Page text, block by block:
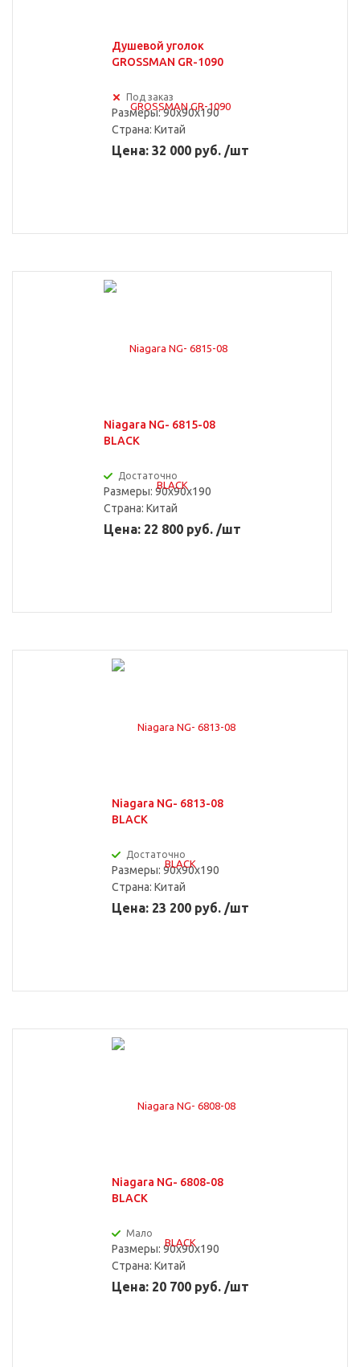
Душевой уголок
GROSSMAN GR-1090
Под заказ
Размеры: 90x90x190
Страна: Китай
Цена: 32 000 руб. /шт
Niagara NG- 6815-08
BLACK
Достаточно
Размеры: 90x90x190
Страна: Китай
Цена: 22 800 руб. /шт
Niagara NG- 6813-08
BLACK
Достаточно
Размеры: 90x90x190
Страна: Китай
Цена: 23 200 руб. /шт
Niagara NG- 6808-08
BLACK
Мало
Размеры: 90x90x190
Страна: Китай
Цена: 20 700 руб. /шт